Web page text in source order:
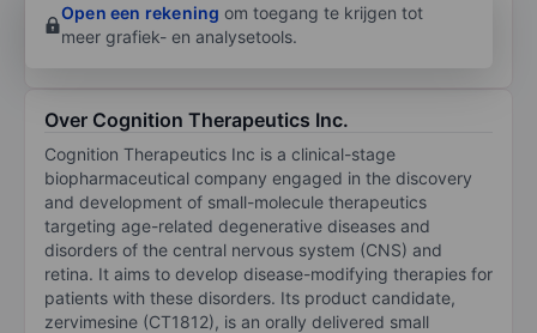
Open een rekening om toegang te krijgen tot
meer grafiek- en analysetools.
Over Cognition Therapeutics Inc.
Cognition Therapeutics Inc is a clinical-stage
biopharmaceutical company engaged in the discovery
and development of small-molecule therapeutics
targeting age-related degenerative diseases and
disorders of the central nervous system (CNS) and
retina. It aims to develop disease-modifying therapies for
patients with these disorders. Its product candidate,
zervimesine (CT1812), is an orally delivered small